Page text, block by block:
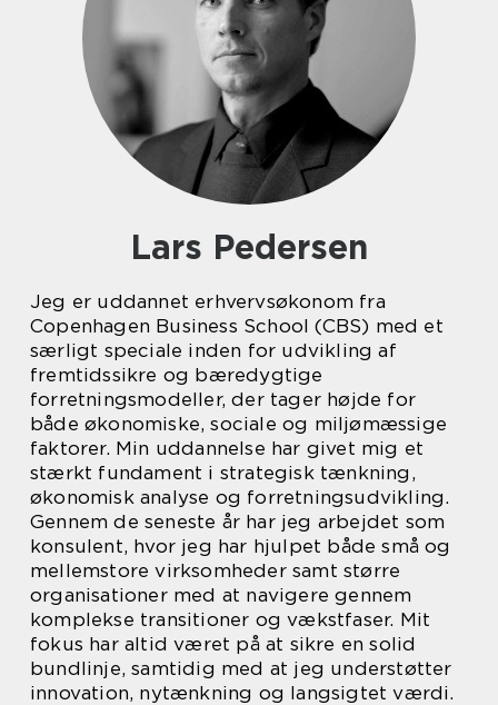
Lars Pedersen
Jeg er uddannet erhvervsøkonom fra
Copenhagen Business School (CBS) med et
særligt speciale inden for udvikling af
fremtidssikre og bæredygtige
forretningsmodeller, der tager højde for
både økonomiske, sociale og miljømæssige
faktorer. Min uddannelse har givet mig et
stærkt fundament i strategisk tænkning,
økonomisk analyse og forretningsudvikling.
Gennem de seneste år har jeg arbejdet som
konsulent, hvor jeg har hjulpet både små og
mellemstore virksomheder samt større
organisationer med at navigere gennem
komplekse transitioner og vækstfaser. Mit
fokus har altid været på at sikre en solid
bundlinje, samtidig med at jeg understøtter
innovation, nytænkning og langsigtet værdi.